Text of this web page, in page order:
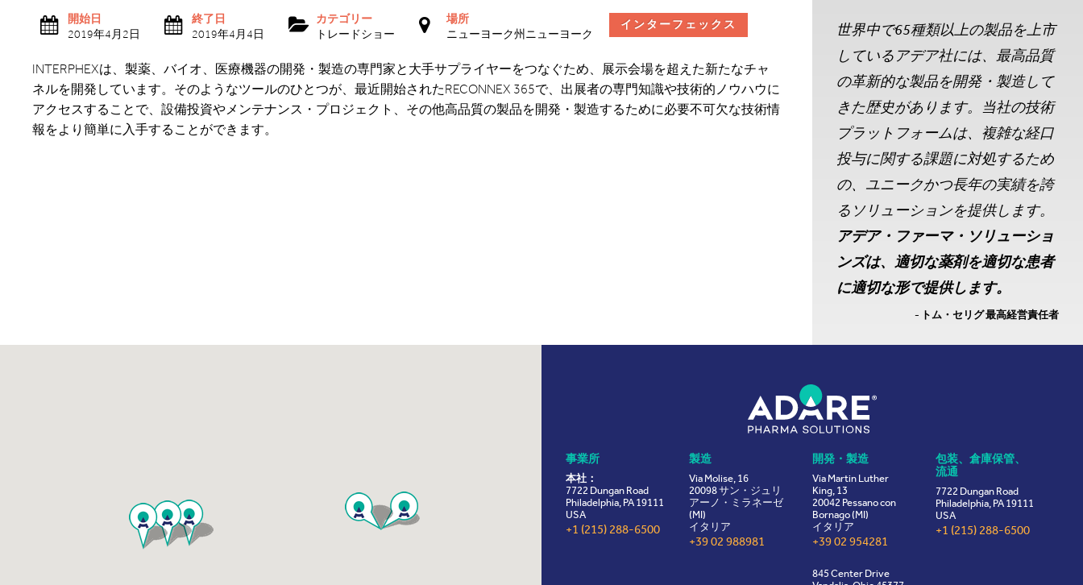
開始日
2019年4月2日
終了日
2019年4月4日
カテゴリー
トレードショー
場所
ニューヨーク州ニューヨーク
インターフェックス
INTERPHEXは、製薬、バイオ、医療機器の開発・製造の専門家と大手サプライヤーをつなぐため、展示会場を超えた新たなチャ
ネルを開発しています。そのようなツールのひとつが、最近開始されたRECONNEX 365で、出展者の専門知識や技術的ノウハウに
アクセスすることで、設備投資やメンテナンス・プロジェクト、その他高品質の製品を開発・製造するために必要不可欠な技術情
報をより簡単に入手することができます。
世界中で65種類以上の製品を上市
しているアデア社には、最高品質
の革新的な製品を開発・製造して
きた歴史があります。当社の技術
プラットフォームは、複雑な経口
投与に関する課題に対処するため
の、ユニークかつ長年の実績を誇
るソリューションを提供します。
アデア・ファーマ・ソリューショ
ンズは、適切な薬剤を適切な患者
に適切な形で提供します。
- トム・セリグ 最高経営責任者
事業所
本社：
7722 Dungan Road
Philadelphia, PA 19111
USA
+1 (215) 288-6500
製造
Via Molise, 16
20098 サン・ジュリ
アーノ・ミラネーゼ
(MI)
イタリア
+39 02 988981
開発・製造
Via Martin Luther
King, 13
20042 Pessano con
Bornago (MI)
イタリア
+39 02 954281
845 Center Drive
包装、倉庫保管、
流通
7722 Dungan Road
Philadelphia, PA 19111
USA
+1 (215) 288-6500